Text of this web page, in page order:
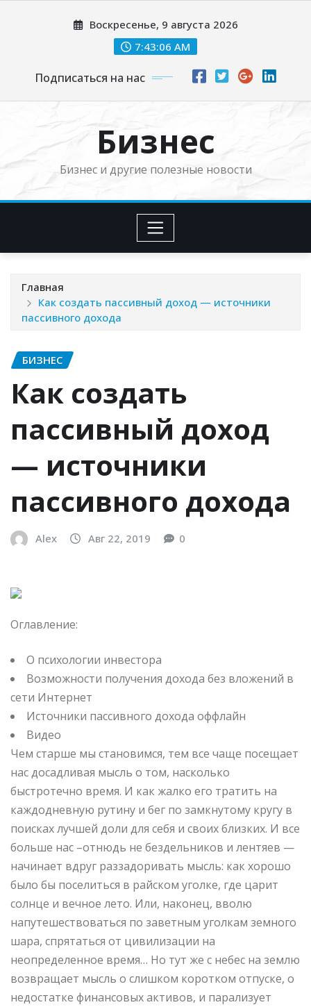
Воскресенье, 9 августа 2026
7:43:07 AM
Подписаться на нас
Бизнес
Бизнес и другие полезные новости
Главная
Как создать пассивный доход — источники
пассивного дохода
БИЗНЕС
Как создать
пассивный доход
— источники
пассивного дохода
Alex Авг 22, 2019 0
Оглавление:
О психологии инвестора
Возможности получения дохода без вложений в
сети Интернет
Источники пассивного дохода оффлайн
Видео
Чем старше мы становимся, тем все чаще посещает
нас досадливая мысль о том, насколько
быстротечно время. И как жалко его тратить на
каждодневную рутину и бег по замкнутому кругу в
поисках лучшей доли для себя и своих близких. И все
больше нас –отнюдь не бездельников и лентяев —
начинает вдруг раззадоривать мысль: как хорошо
было бы поселиться в райском уголке, где царит
солнце и вечное лето. Или, наконец, вволю
напутешествоваться по заветным уголкам земного
шара, спрятаться от цивилизации на
неопределенное время… Но тут же с небес на землю
возвращает мысль о слишком коротком отпуске, о
недостатке финансовых активов, и парализует